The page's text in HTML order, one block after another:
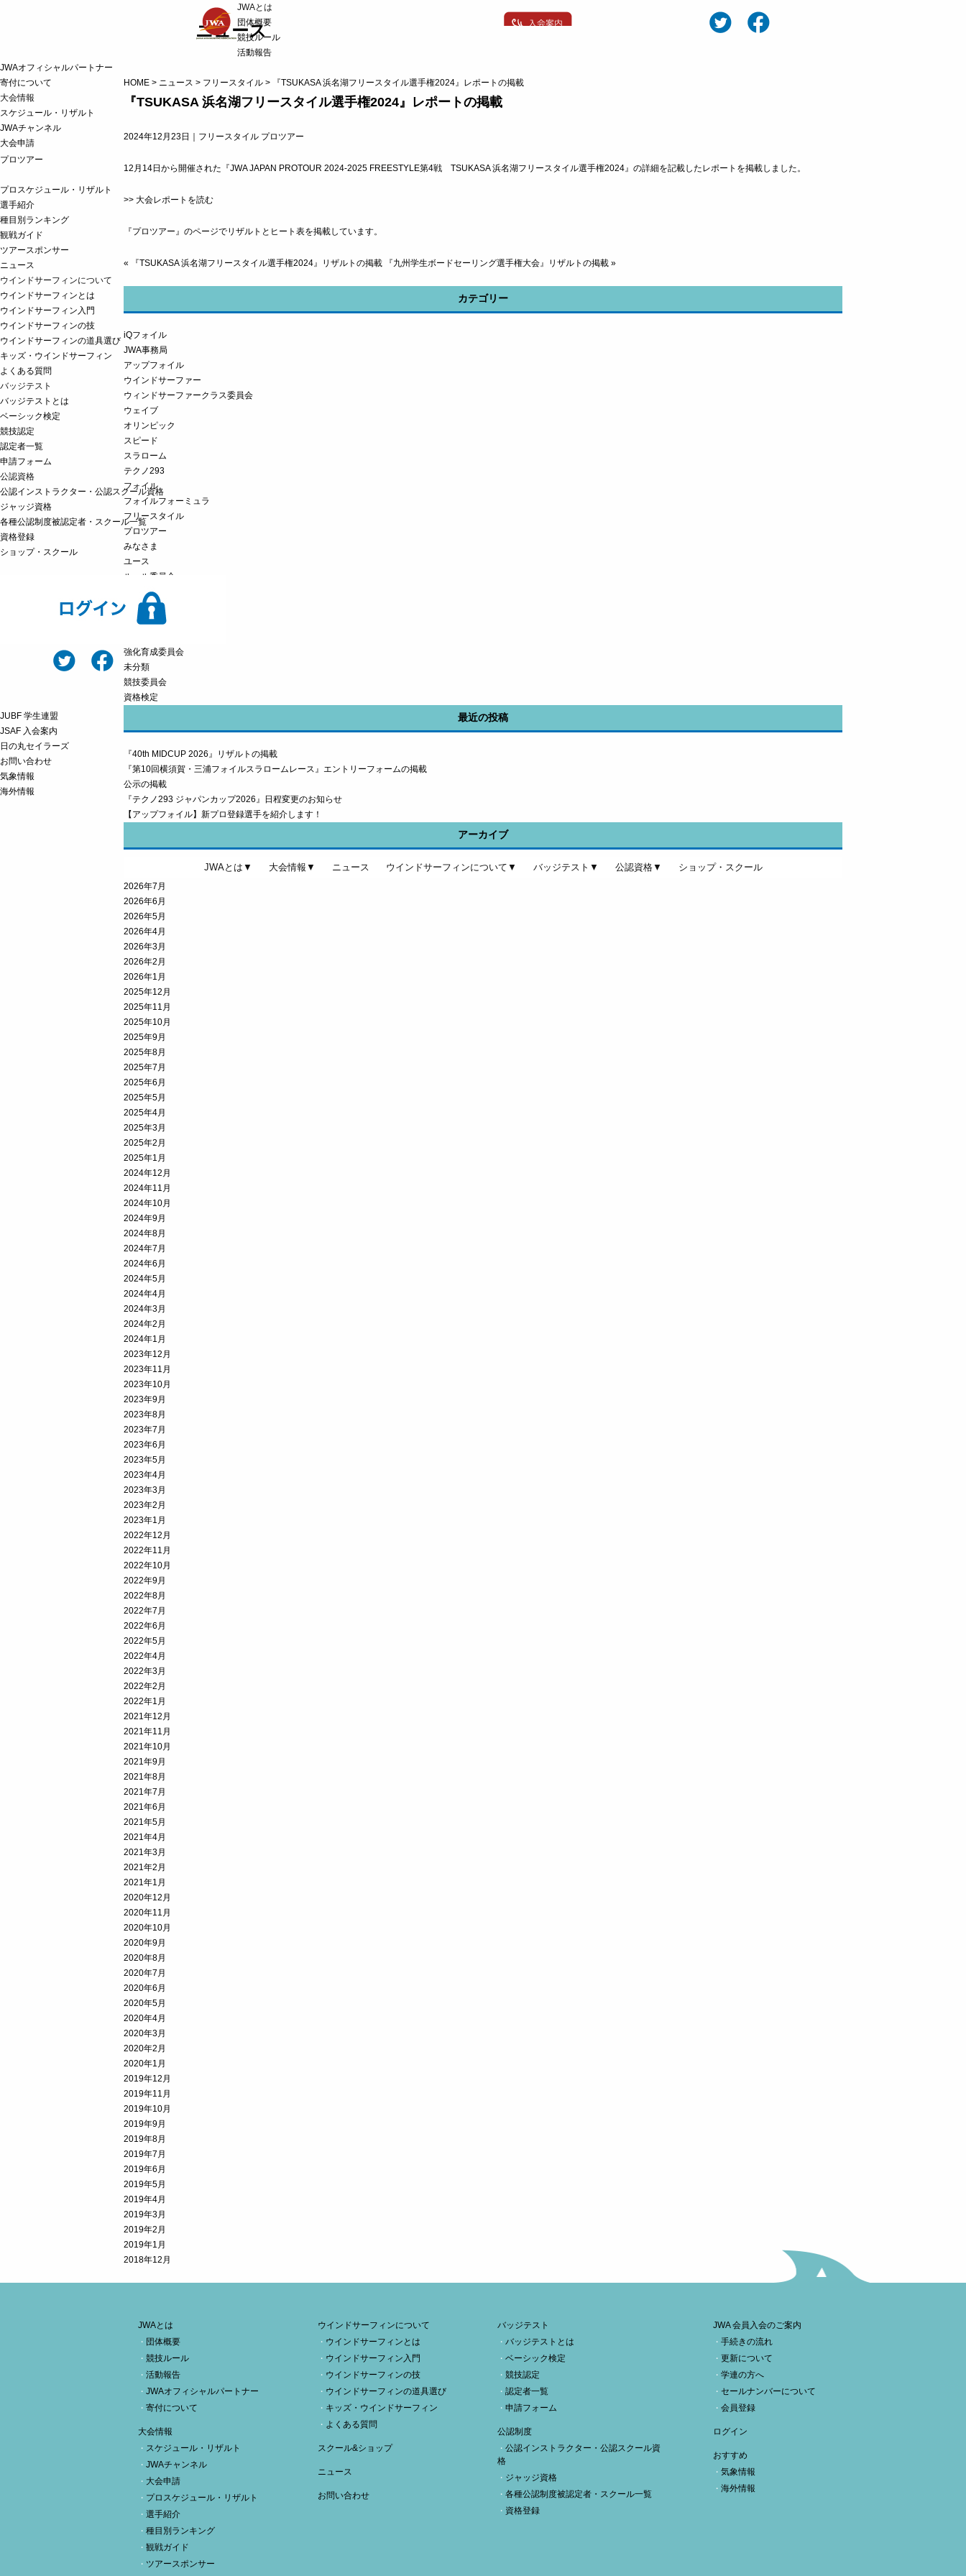
JWAとは
団体概要
競技ルール
活動報告
JWAオフィシャルパートナー
寄付について
大会情報
スケジュール・リザルト
JWAチャンネル
大会申請
プロツアー
プロスケジュール・リザルト
選手紹介
種目別ランキング
観戦ガイド
ツアースポンサー
ニュース
ウインドサーフィンについて
ウインドサーフィンとは
ウインドサーフィン入門
ウインドサーフィンの技
ウインドサーフィンの道具選び
キッズ・ウインドサーフィン
よくある質問
バッジテスト
バッジテストとは
ベーシック検定
競技認定
認定者一覧
申請フォーム
公認資格
公認インストラクター・公認スクール資格
ジャッジ資格
各種公認制度被認定者・スクール一覧
資格登録
ショップ・スクール
JUBF 学生連盟
JSAF 入会案内
日の丸セイラーズ
お問い合わせ
気象情報
海外情報
JWAとは▼ 大会情報▼ ニュース ウインドサーフィンについて▼ バッジテスト▼ 公認資格▼ ショップ・スクール
ニュース
HOME > ニュース > フリースタイル > 『TSUKASA 浜名湖フリースタイル選手権2024』レポートの掲載
『TSUKASA 浜名湖フリースタイル選手権2024』レポートの掲載
2024年12月23日｜ フリースタイル プロツアー
12月14日から開催された『JWA JAPAN PROTOUR 2024-2025 FREESTYLE第4戦 TSUKASA 浜名湖フリースタイル選手権2024』の詳細を記載したレポートを掲載しました。
>> 大会レポートを読む
『プロツアー』のページでリザルトとヒート表を掲載しています。
« 『TSUKASA 浜名湖フリースタイル選手権2024』リザルトの掲載 『九州学生ボードセーリング選手権大会』リザルトの掲載 »
カテゴリー
iQフォイル
JWA事務局
アップフォイル
ウインドサーファー
ウィンドサーファークラス委員会
ウェイブ
オリンピック
スピード
スラローム
テクノ293
フォイル
フォイルフォーミュラ
フリースタイル
プロツアー
みなさま
ユース
ルール委員会
ロングディスタンス
ワールドカップ
国体
強化育成委員会
未分類
競技委員会
資格検定
最近の投稿
『40th MIDCUP 2026』リザルトの掲載
『第10回横須賀・三浦フォイルスラロームレース』エントリーフォームの掲載
公示の掲載
『テクノ293 ジャパンカップ2026』日程変更のお知らせ
【アップフォイル】新プロ登録選手を紹介します！
アーカイブ
2026年7月
2026年6月
2026年5月
2026年4月
2026年3月
2026年2月
2026年1月
2025年12月
2025年11月
2025年10月
2025年9月
2025年8月
2025年7月
2025年6月
2025年5月
2025年4月
2025年3月
2025年2月
2025年1月
2024年12月
2024年11月
2024年10月
2024年9月
2024年8月
2024年7月
2024年6月
2024年5月
2024年4月
2024年3月
2024年2月
2024年1月
2023年12月
2023年11月
2023年10月
2023年9月
2023年8月
2023年7月
2023年6月
2023年5月
2023年4月
2023年3月
2023年2月
2023年1月
2022年12月
2022年11月
2022年10月
2022年9月
2022年8月
2022年7月
2022年6月
2022年5月
2022年4月
2022年3月
2022年2月
2022年1月
2021年12月
2021年11月
2021年10月
2021年9月
2021年8月
2021年7月
2021年6月
2021年5月
2021年4月
2021年3月
2021年2月
2021年1月
2020年12月
2020年11月
2020年10月
2020年9月
2020年8月
2020年7月
2020年6月
2020年5月
2020年4月
2020年3月
2020年2月
2020年1月
2019年12月
2019年11月
2019年10月
2019年9月
2019年8月
2019年7月
2019年6月
2019年5月
2019年4月
2019年3月
2019年2月
2019年1月
2018年12月
JWAとは
団体概要
競技ルール
活動報告
JWAオフィシャルパートナー
寄付について
大会情報
スケジュール・リザルト
JWAチャンネル
大会申請
プロスケジュール・リザルト
選手紹介
種目別ランキング
観戦ガイド
ツアースポンサー
ウインドサーフィンについて
ウインドサーフィンとは
ウインドサーフィン入門
ウインドサーフィンの技
ウインドサーフィンの道具選び
キッズ・ウインドサーフィン
よくある質問
スクール&ショップ
ニュース
お問い合わせ
バッジテスト
バッジテストとは
ベーシック検定
競技認定
認定者一覧
申請フォーム
公認制度
公認インストラクター・公認スクール資
格
ジャッジ資格
各種公認制度被認定者・スクール一覧
資格登録
JWA 会員入会のご案内
手続きの流れ
更新について
学連の方へ
セールナンバーについて
会員登録
ログイン
おすすめ
気象情報
海外情報